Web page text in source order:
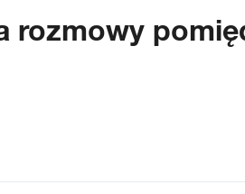
rozmowy